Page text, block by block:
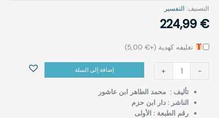
التصنيف: التفسير
224,99 €
تغليفه كهدية (+ 5,00€
)
-
+ إضافة إلى السلة
تأليف : ‏ محمد الطاهر ابن عاشور
الناشر : دار ابن حزم
رقم الطبعة : الأولى